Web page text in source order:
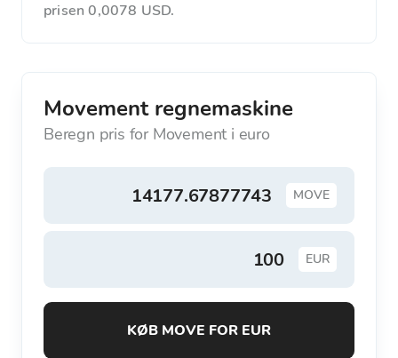
prisen 0,0078 USD.
Movement regnemaskine
Beregn pris for Movement i euro
MOVE
EUR
KØB MOVE FOR EUR